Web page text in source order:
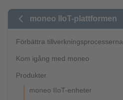
moneo IIoT-plattformen
Förbättra tillverkningsprocesserna
Kom igång med moneo
Produkter
moneo IIoT-enheter